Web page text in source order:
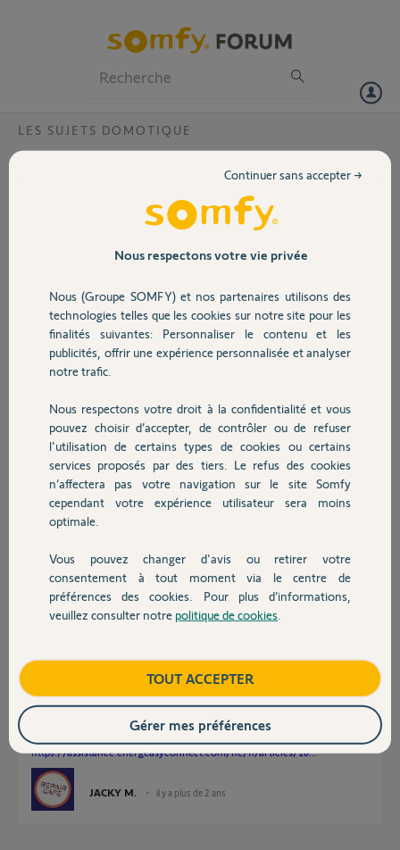
Volet
Sécurité
Domotique
Chauffage
Autres produits
Devis avec un pro
Contact
LES SUJETS DOMOTIQUE
Différence tahoma switch et tahoma switch
Je souhaiterai comprende la différence entre une tahoma switch que
j'achète moi-meme et une tahoma switch pro que me propose mon
Quel est l'intérêt de passer par un artisan sachant que je suis
informaticien et que je ne veux pas qu'un autre que moi gère ma
domotique.
Nicolas S.
il y a plus de 2 ans
Participer au fil de discussion
Bonjour Nicolas
Si votre Artisan vous propose une Tahoma Switch, c'est exactement la
Par contre si il vous propose la box REXEL AMBIANCE qui est une
Switch rebadgée et réservée au professionnel, là c'est plus la même
chose.
La compatibilité est beaucoup plus étendue, vous disposez d'une accès
https://assistance.energeasyconnect.com/hc/fr/articles/10...
JACKY M. il y a plus de 2 ans
Nous respectons votre vie privée
Nous (Groupe SOMFY) et nos partenaires utilisons des
technologies telles que les cookies sur notre site pour les
finalités suivantes: Personnaliser le contenu et les
publicités, offrir une expérience personnalisée et analyser
notre trafic.
Nous respectons votre droit à la confidentialité et vous
pouvez choisir d’accepter, de contrôler ou de refuser
l'utilisation de certains types de cookies ou certains
services proposés par des tiers. Le refus des cookies
n’affectera pas votre navigation sur le site Somfy
cependant votre expérience utilisateur sera moins
optimale.
Vous pouvez changer d'avis ou retirer votre
consentement à tout moment via le centre de
préférences des cookies. Pour plus d’informations,
veuillez consulter notre politique de cookies
Continuer sans accepter →
TOUT ACCEPTER
Gérer mes préférences